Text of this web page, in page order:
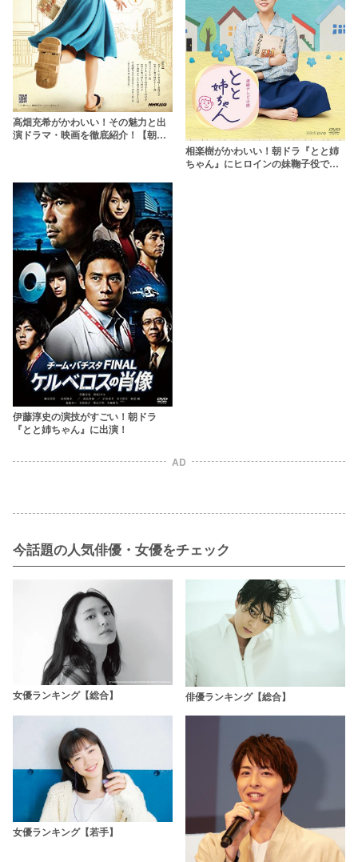
高畑充希がかわいい！その魅力と出
演ドラマ・映画を徹底紹介！【朝ド
相楽樹がかわいい！朝ドラ『とと姉
ちゃん』にヒロインの妹鞠子役で出
伊藤淳史の演技がすごい！朝ドラ
『とと姉ちゃん』に出演！
AD
今話題の人気俳優・女優をチェック
女優ランキング【総合】 俳優ランキング【総合】
女優ランキング【若手】